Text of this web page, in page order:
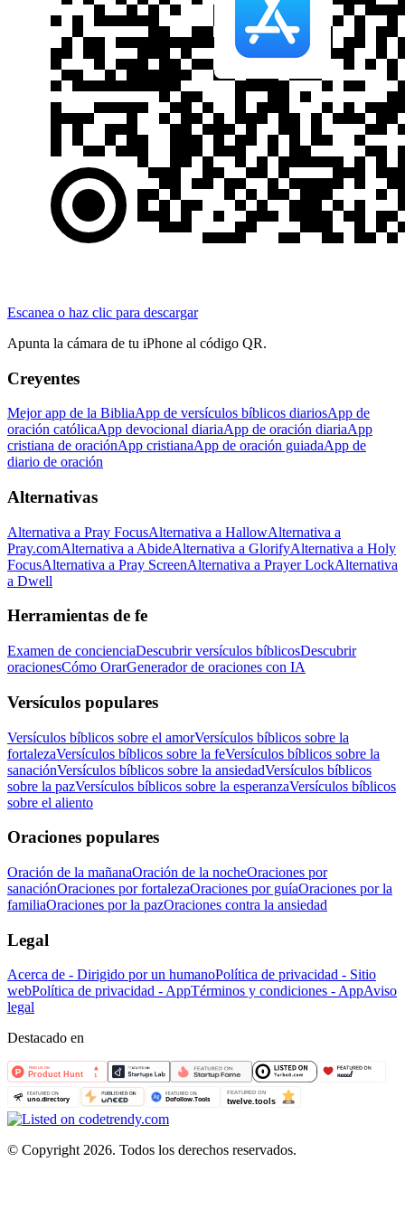
Escanea o haz clic para descargar
Apunta la cámara de tu iPhone al código QR.
Creyentes
Mejor app de la BibliaApp de versículos bíblicos diariosApp de
oración católicaApp devocional diariaApp de oración diariaApp
cristiana de oraciónApp cristianaApp de oración guiadaApp de
diario de oración
Alternativas
Alternativa a Pray FocusAlternativa a HallowAlternativa a
Pray.comAlternativa a AbideAlternativa a GlorifyAlternativa a Holy
FocusAlternativa a Pray ScreenAlternativa a Prayer LockAlternativa
a Dwell
Herramientas de fe
Examen de concienciaDescubrir versículos bíblicosDescubrir
oracionesCómo OrarGenerador de oraciones con IA
Versículos populares
Versículos bíblicos sobre el amorVersículos bíblicos sobre la
fortalezaVersículos bíblicos sobre la feVersículos bíblicos sobre la
sanaciónVersículos bíblicos sobre la ansiedadVersículos bíblicos
sobre la pazVersículos bíblicos sobre la esperanzaVersículos bíblicos
sobre el aliento
Oraciones populares
Oración de la mañanaOración de la nocheOraciones por
sanaciónOraciones por fortalezaOraciones por guíaOraciones por la
familiaOraciones por la pazOraciones contra la ansiedad
Legal
Acerca de - Dirigido por un humanoPolítica de privacidad - Sitio
webPolítica de privacidad - AppTérminos y condiciones - AppAviso
legal
Destacado en
© Copyright 2026. Todos los derechos reservados.